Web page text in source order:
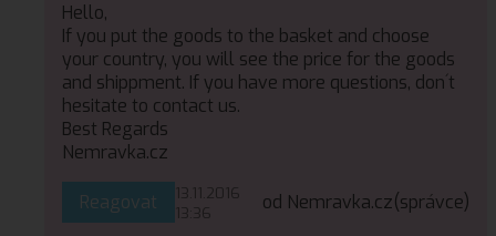
Hello,
If you put the goods to the basket and choose
your country, you will see the price for the goods
and shippment. If you have more questions, don´t
hesitate to contact us.
Best Regards
Nemravka.cz
Reagovat
13.11.2016
13:36
od Nemravka.cz(správce)